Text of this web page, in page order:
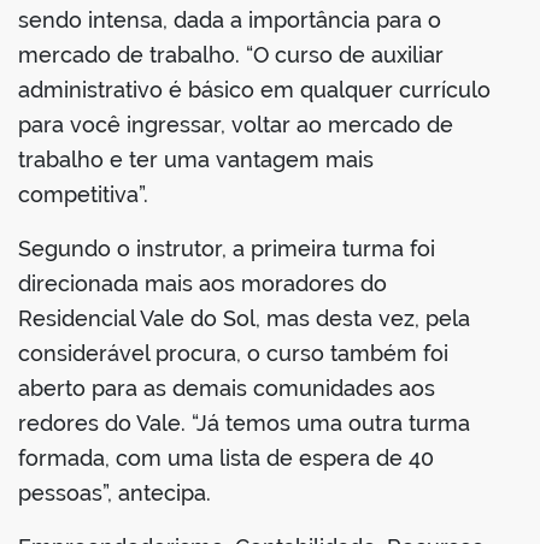
sendo intensa, dada a importância para o
mercado de trabalho. “O curso de auxiliar
administrativo é básico em qualquer currículo
para você ingressar, voltar ao mercado de
trabalho e ter uma vantagem mais
competitiva”.
Segundo o instrutor, a primeira turma foi
direcionada mais aos moradores do
Residencial Vale do Sol, mas desta vez, pela
considerável procura, o curso também foi
aberto para as demais comunidades aos
redores do Vale. “Já temos uma outra turma
formada, com uma lista de espera de 40
pessoas”, antecipa.